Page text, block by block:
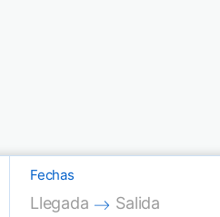
Fechas
Press the down arrow
Llegada
Press the
Salida